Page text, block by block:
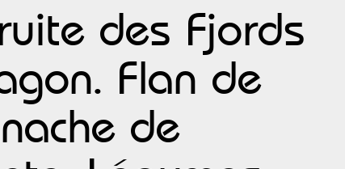
des Fjords
Flan de
de